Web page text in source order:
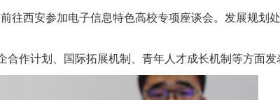
往西安参加电子信息特色高校专项座谈会。发展规划
作计划、国际拓展机制、青年人才成长机制等方面发